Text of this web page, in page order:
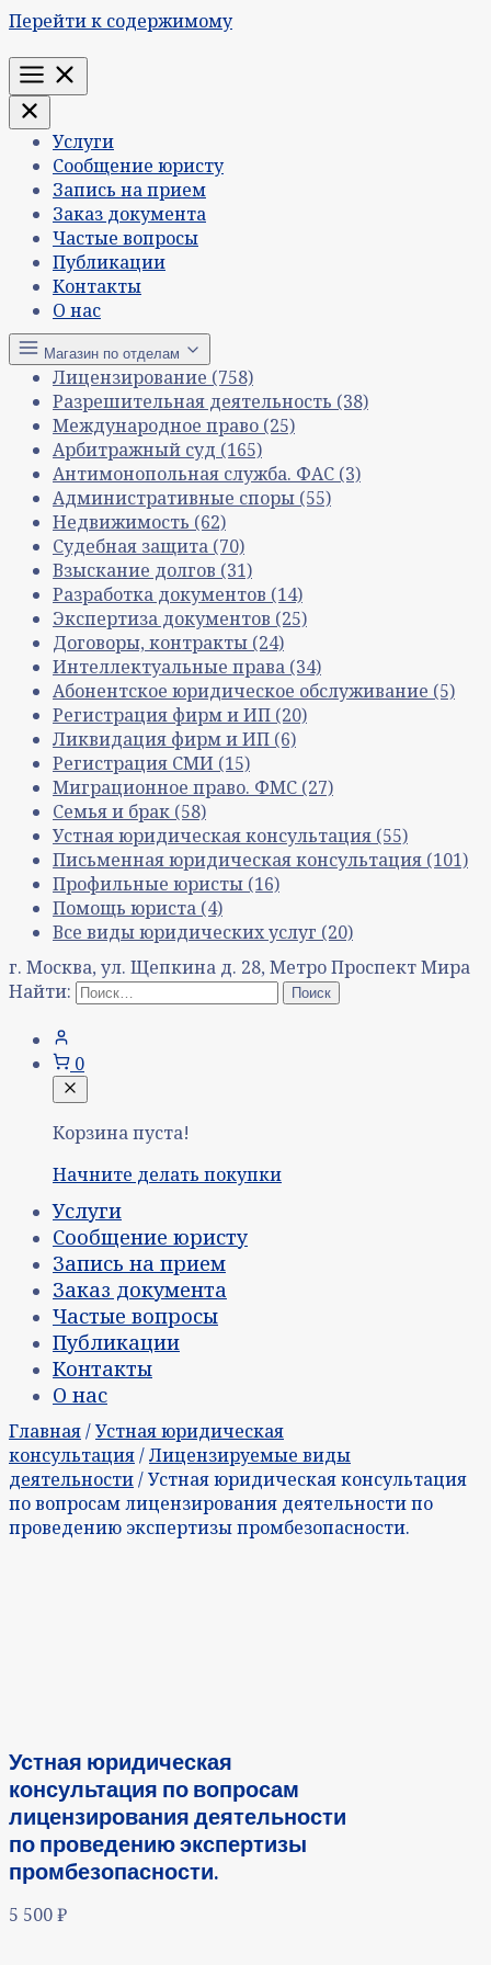
Перейти к содержимому
Меню
Услуги
Сообщение юристу
Запись на прием
Заказ документа
Частые вопросы
Публикации
Контакты
О нас
Магазин по отделам
Лицензирование (758)
Разрешительная деятельность (38)
Международное право (25)
Арбитражный суд (165)
Антимонопольная служба. ФАС (3)
Административные споры (55)
Недвижимость (62)
Судебная защита (70)
Взыскание долгов (31)
Разработка документов (14)
Экспертиза документов (25)
Договоры, контракты (24)
Интеллектуальные права (34)
Абонентское юридическое обслуживание (5)
Регистрация фирм и ИП (20)
Ликвидация фирм и ИП (6)
Регистрация СМИ (15)
Миграционное право. ФМС (27)
Семья и брак (58)
Устная юридическая консультация (55)
Письменная юридическая консультация (101)
Профильные юристы (16)
Помощь юриста (4)
Все виды юридических услуг (20)
г. Москва, ул. Щепкина д. 28, Метро Проспект Мира
Найти:
0
Корзина пуста!
Начните делать покупки
Услуги
Сообщение юристу
Запись на прием
Заказ документа
Частые вопросы
Публикации
Контакты
О нас
Главная/Устная юридическая
консультация/Лицензируемые виды
деятельности/ Устная юридическая консультация
по вопросам лицензирования деятельности по
проведению экспертизы промбезопасности.
Устная юридическая
консультация по вопросам
лицензирования деятельности
по проведению экспертизы
промбезопасности.
5 500₽